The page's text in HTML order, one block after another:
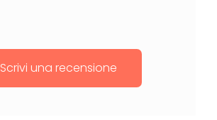
Scrivi una recensione